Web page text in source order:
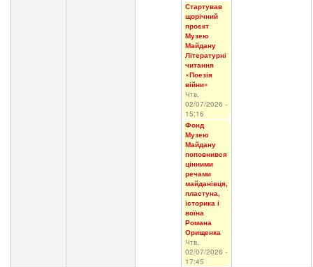
Стартував
щорічний
проєкт
Музею
Майдану
Літературні
читання
«Поезія
війни»
Чтв,
02/07/2026 -
15:16
Фонд
Музею
Майдану
поповнився
цінними
речами
майданівця,
пластуна,
історика і
воїна
Романа
Орищенка
Чтв,
02/07/2026 -
17:45